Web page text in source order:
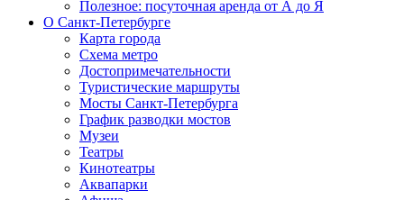
Полезное: посуточная аренда от А до Я
О Санкт-Петербурге
Карта города
Схема метро
Достопримечательности
Туристические маршруты
Мосты Санкт-Петербурга
График разводки мостов
Музеи
Театры
Кинотеатры
Аквапарки